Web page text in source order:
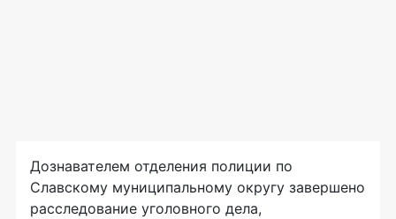
Дознавателем отделения полиции по
Славскому муниципальному округу завершено
расследование уголовного дела,